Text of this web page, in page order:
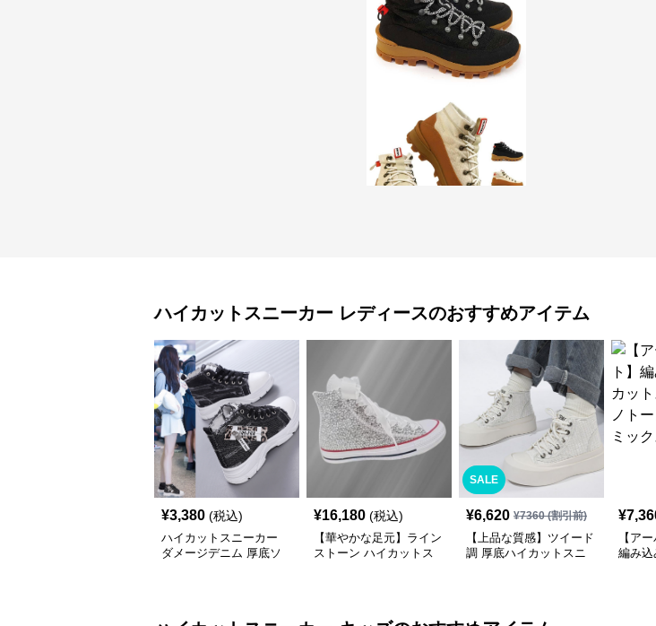
ハイカットスニーカー レディースのおすすめアイテム
¥3,380 (税込)
ハイカットスニーカー
ダメージデニム 厚底ソ
¥16,180 (税込)
【華やかな足元】ライン
ストーン ハイカットス
SALE
¥6,620 ¥7360(割引前)
【上品な質感】ツイード
調 厚底ハイカットスニ
¥
【ア
編み込